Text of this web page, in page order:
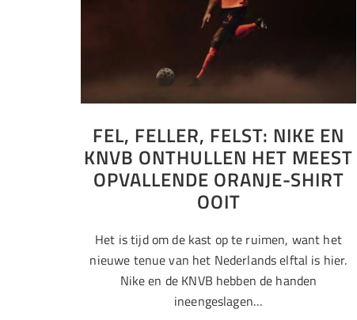
FEL, FELLER, FELST: NIKE EN
KNVB ONTHULLEN HET MEEST
OPVALLENDE ORANJE-SHIRT
OOIT
Het is tijd om de kast op te ruimen, want het
nieuwe tenue van het Nederlands elftal is hier.
Nike en de KNVB hebben de handen
ineengeslagen…